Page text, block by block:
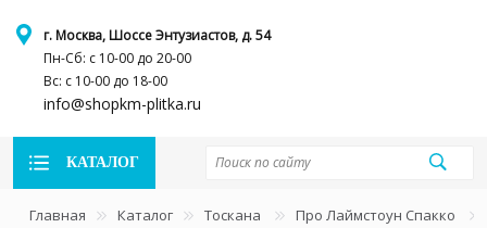
г. Москва, Шоссе Энтузиастов, д. 54
Пн-Сб: с 10-00 до 20-00
Вс: с 10-00 до 18-00
info@shopkm-plitka.ru
КАТАЛОГ
Главная Каталог Тоскана Про Лаймстоун Спакко